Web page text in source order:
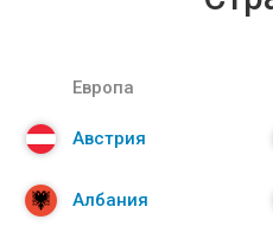
Европа
Австрия
Албания